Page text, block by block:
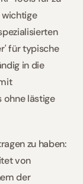
wichtige
für typische
in die
ohne lästige
zu haben:
von
der